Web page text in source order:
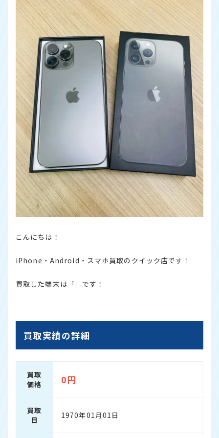
こんにちは！
iPhone・Android・スマホ買取のクイック店です！
買取した端末は「」です！
買取実績の詳細
買取
価格
0円
買取
日
1970年01月01日